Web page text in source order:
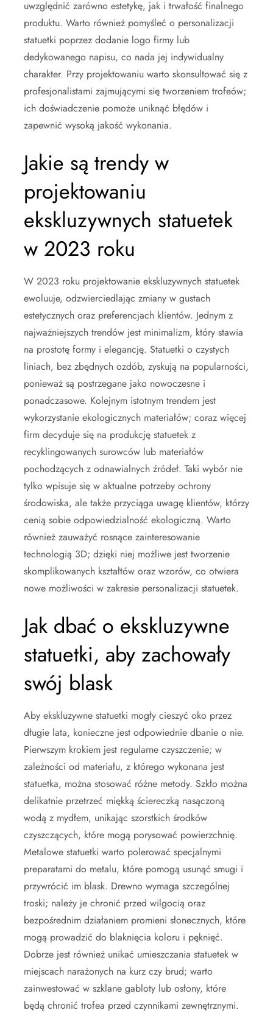
uwzględnić zarówno estetykę, jak i trwałość finalnego
produktu. Warto również pomyśleć o personalizacji
statuetki poprzez dodanie logo firmy lub
dedykowanego napisu, co nada jej indywidualny
charakter. Przy projektowaniu warto skonsultować się z
profesjonalistami zajmującymi się tworzeniem trofeów;
ich doświadczenie pomoże uniknąć błędów i
zapewnić wysoką jakość wykonania.
Jakie są trendy w
projektowaniu
ekskluzywnych statuetek
w 2023 roku
W 2023 roku projektowanie ekskluzywnych statuetek
ewoluuje, odzwierciedlając zmiany w gustach
estetycznych oraz preferencjach klientów. Jednym z
najważniejszych trendów jest minimalizm, który stawia
na prostotę formy i elegancję. Statuetki o czystych
liniach, bez zbędnych ozdób, zyskują na popularności,
ponieważ są postrzegane jako nowoczesne i
ponadczasowe. Kolejnym istotnym trendem jest
wykorzystanie ekologicznych materiałów; coraz więcej
firm decyduje się na produkcję statuetek z
recyklingowanych surowców lub materiałów
pochodzących z odnawialnych źródeł. Taki wybór nie
tylko wpisuje się w aktualne potrzeby ochrony
środowiska, ale także przyciąga uwagę klientów, którzy
cenią sobie odpowiedzialność ekologiczną. Warto
również zauważyć rosnące zainteresowanie
technologią 3D; dzięki niej możliwe jest tworzenie
skomplikowanych kształtów oraz wzorów, co otwiera
nowe możliwości w zakresie personalizacji statuetek.
Jak dbać o ekskluzywne
statuetki, aby zachowały
swój blask
Aby ekskluzywne statuetki mogły cieszyć oko przez
długie lata, konieczne jest odpowiednie dbanie o nie.
Pierwszym krokiem jest regularne czyszczenie; w
zależności od materiału, z którego wykonana jest
statuetka, można stosować różne metody. Szkło można
delikatnie przetrzeć miękką ściereczką nasączoną
wodą z mydłem, unikając szorstkich środków
czyszczących, które mogą porysować powierzchnię.
Metalowe statuetki warto polerować specjalnymi
preparatami do metalu, które pomogą usunąć smugi i
przywrócić im blask. Drewno wymaga szczególnej
troski; należy je chronić przed wilgocią oraz
bezpośrednim działaniem promieni słonecznych, które
mogą prowadzić do blaknięcia koloru i pęknięć.
Dobrze jest również unikać umieszczania statuetek w
miejscach narażonych na kurz czy brud; warto
zainwestować w szklane gabloty lub osłony, które
będą chronić trofea przed czynnikami zewnętrznymi.